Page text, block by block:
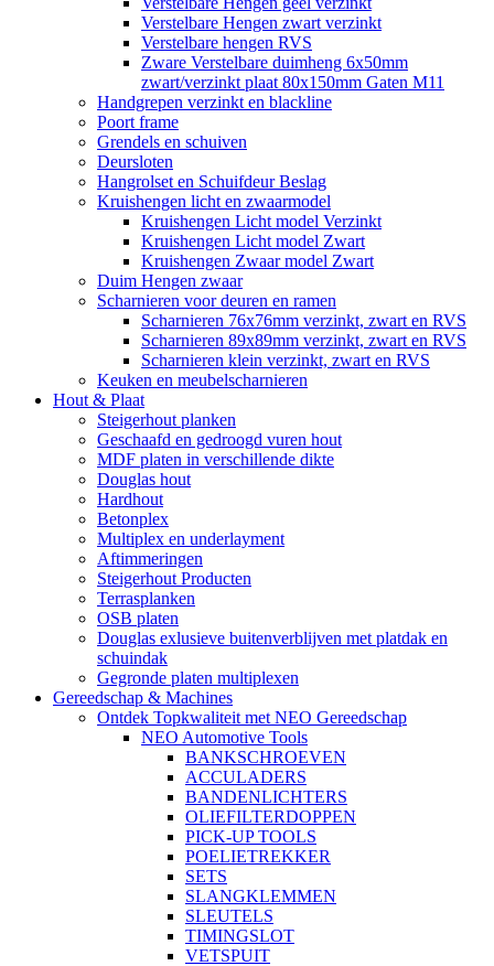
Verstelbare Hengen zwart verzinkt
Verstelbare hengen RVS
Zware Verstelbare duimheng 6x50mm
zwart/verzinkt plaat 80x150mm Gaten M11
Handgrepen verzinkt en blackline
Poort frame
Grendels en schuiven
Deursloten
Hangrolset en Schuifdeur Beslag
Kruishengen licht en zwaarmodel
Kruishengen Licht model Verzinkt
Kruishengen Licht model Zwart
Kruishengen Zwaar model Zwart
Duim Hengen zwaar
Scharnieren voor deuren en ramen
Scharnieren 76x76mm verzinkt, zwart en RVS
Scharnieren 89x89mm verzinkt, zwart en RVS
Scharnieren klein verzinkt, zwart en RVS
Keuken en meubelscharnieren
Hout & Plaat
Steigerhout planken
Geschaafd en gedroogd vuren hout
MDF platen in verschillende dikte
Douglas hout
Hardhout
Betonplex
Multiplex en underlayment
Aftimmeringen
Steigerhout Producten
Terrasplanken
OSB platen
Douglas exlusieve buitenverblijven met platdak en
schuindak
Gegronde platen multiplexen
Gereedschap & Machines
Ontdek Topkwaliteit met NEO Gereedschap
NEO Automotive Tools
BANKSCHROEVEN
ACCULADERS
BANDENLICHTERS
OLIEFILTERDOPPEN
PICK-UP TOOLS
POELIETREKKER
SETS
SLANGKLEMMEN
SLEUTELS
TIMINGSLOT
VETSPUIT